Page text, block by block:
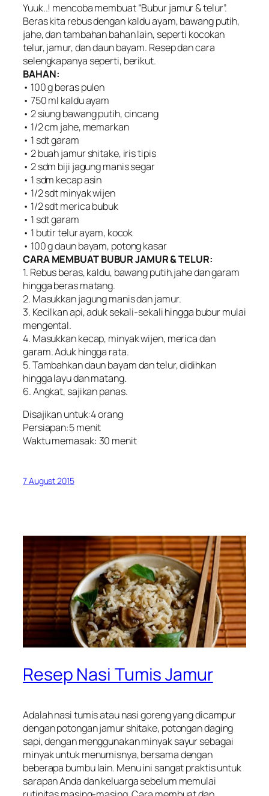
Yuuk..! mencoba membuat “Bubur jamur & telur”.
Beras kita rebus dengan kaldu ayam, bawang putih,
jahe, dan tambahan bahan lain, seperti kocokan
telur, jamur, dan daun bayam. Resep dan cara
selengkapanya seperti, berikut.
BAHAN:
• 100 g beras pulen
• 750 ml kaldu ayam
• 2 siung bawang putih, cincang
• 1/2 cm jahe, memarkan
• 1 sdt garam
• 2 buah jamur shitake, iris tipis
• 2 sdm biji jagung manis segar
• 1 sdm kecap asin
• 1/2 sdt minyak wijen
• 1/2 sdt merica bubuk
• 1 sdt garam
• 1 butir telur ayam, kocok
• 100 g daun bayam, potong kasar
CARA MEMBUAT BUBUR JAMUR & TELUR:
1. Rebus beras, kaldu, bawang putih,jahe dan garam
hingga beras matang.
2. Masukkan jagung manis dan jamur.
3. Kecilkan api, aduk sekali-sekali hingga bubur mulai
mengental.
4. Masukkan kecap, minyak wijen, merica dan
garam. Aduk hingga rata.
5. Tambahkan daun bayam dan telur, didihkan
hingga layu dan matang.
6. Angkat, sajikan panas.
Disajikan untuk:4 orang
Persiapan:5 menit
Waktu memasak: 30 menit
7 August 2015
Resep Nasi Tumis Jamur
Adalah nasi tumis atau nasi goreng yang dicampur
dengan potongan jamur shitake, potongan daging
sapi, dengan menggunakan minyak sayur sebagai
minyak untuk menumisnya, bersama dengan
beberapa bumbu lain. Menu ini sangat praktis untuk
sarapan Anda dan keluarga sebelum memulai